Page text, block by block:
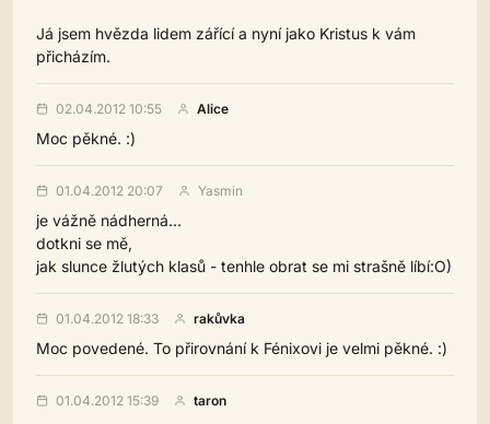
Já jsem hvězda lidem zářící a nyní jako Kristus k vám
přicházím.
02.04.2012 10:55 Alice
Moc pěkné. :)
01.04.2012 20:07 Yasmin
je vážně nádherná...
dotkni se mě,
jak slunce žlutých klasů - tenhle obrat se mi strašně líbí:O)
01.04.2012 18:33 rakůvka
Moc povedené. To přirovnání k Fénixovi je velmi pěkné. :)
01.04.2012 15:39 taron